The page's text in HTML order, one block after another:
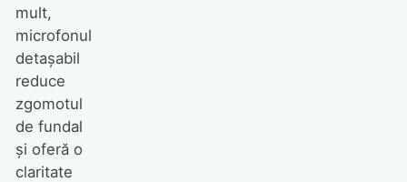
mult,
microfonul
detașabil
reduce
zgomotul
de fundal
și oferă o
claritate